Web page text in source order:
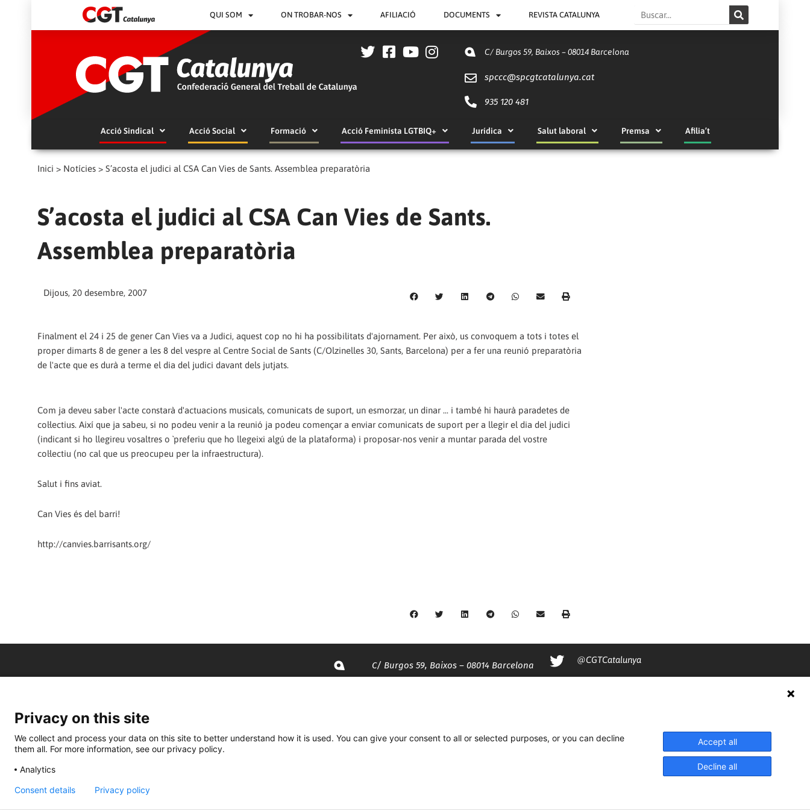
QUI SOM ON TROBAR-NOS AFILIACIÓ DOCUMENTS REVISTA CATALUNYA Search
C/ Burgos 59, Baixos – 08014 Barcelona
spccc@spcgtcatalunya.cat
935 120 481
Acció Sindical Acció Social Formació Acció Feminista LGTBIQ+ Jurídica Salut laboral Premsa Afilia’t
Inici > Notícies > S’acosta el judici al CSA Can Vies de Sants. Assemblea preparatòria
S’acosta el judici al CSA Can Vies de Sants.
Assemblea preparatòria
Dijous, 20 desembre, 2007
Finalment el 24 i 25 de gener Can Vies va a Judici, aquest cop no hi ha possibilitats d'ajornament. Per això, us convoquem a tots i totes el
proper dimarts 8 de gener a les 8 del vespre al Centre Social de Sants (C/Olzinelles 30, Sants, Barcelona) per a fer una reunió preparatòria
de l'acte que es durà a terme el dia del judici davant dels jutjats.
Com ja deveu saber l'acte constarà d'actuacions musicals, comunicats de suport, un esmorzar, un dinar ... i també hi haurà paradetes de
col·lectius. Així que ja sabeu, si no podeu venir a la reunió ja podeu començar a enviar comunicats de suport per a llegir el dia del judici
(indicant si ho llegireu vosaltres o `preferiu que ho llegeixi algú de la plataforma) i proposar-nos venir a muntar parada del vostre
col·lectiu (no cal que us preocupeu per la infraestructura).
Salut i fins aviat.
Can Vies és del barri!
http://canvies.barrisants.org/
C/ Burgos 59, Baixos – 08014 Barcelona
935 120 481
@CGTCatalunya
Privacy on this site
We collect and process your data on this site to better understand how it is used. You can give your consent to all or selected purposes, or you can decline
them all. For more information, see our privacy policy.
Analytics
Accept all
Decline all
Consent details Privacy policy